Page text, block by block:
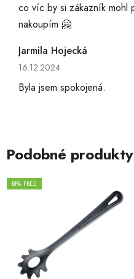
co víc by si zákazník mohl
nakoupím 🤗
Jarmila Hojecká
Hodnocení obchodu je 5 z
16.12.2024
Byla jsem spokojená.
Podobné produkty
BPA FREE